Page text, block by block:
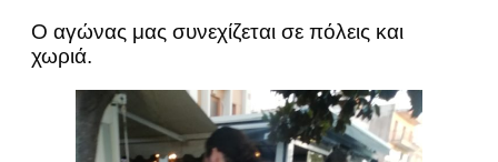
Ο αγώνας μας συνεχίζεται σε πόλεις και
χωριά.